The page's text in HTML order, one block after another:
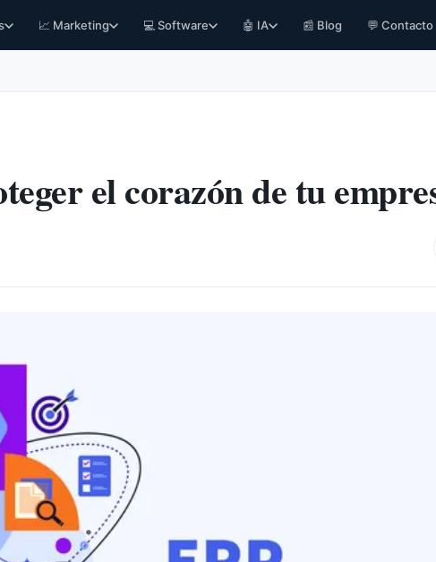
📈 Marketing 💻 Software 🤖 IA 📰 Blog 💬 Contacto
el corazón de tu